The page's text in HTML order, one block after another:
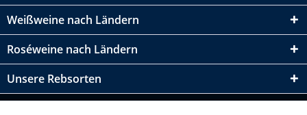
Weißweine nach Ländern
Roséweine nach Ländern
Unsere Rebsorten